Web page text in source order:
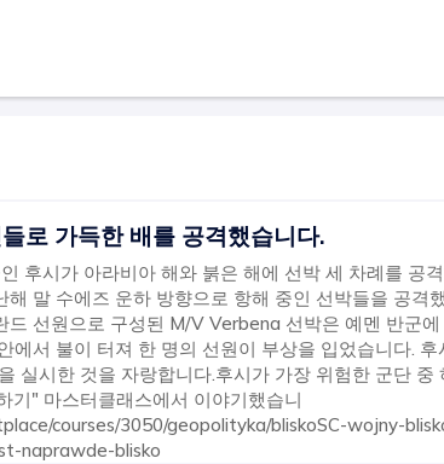
로 가득한 배를 공격했습니다.
후시가 아라비아 해와 붉은 해에 선박 세 차례를 공
말 수에즈 운하 방향으로 항해 중인 선박들을 공격
드 선원으로 구성된 M/V Verbena 선박은 예멘 반군
에서 불이 터져 한 명의 선원이 부상을 입었습니다.
실시한 것을 자랑합니다.후시가 가장 위험한 군단 중
기" 마스터클래스에서 이야기했습니
courses/3050/geopolityka/bliskoSC-wojny-
naprawde-blisko